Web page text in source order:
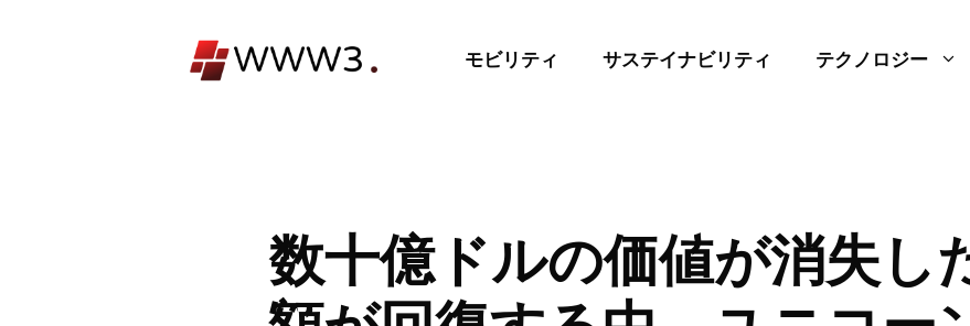
モビリティ サステイナビリティ テクノロジー
数十億ドルの価値が消失し